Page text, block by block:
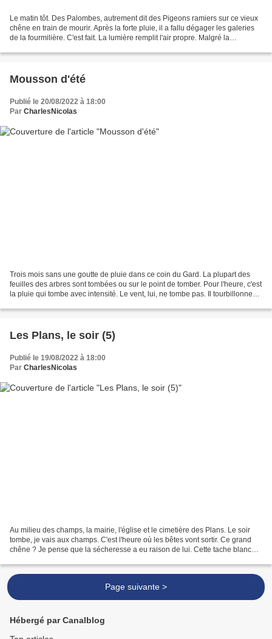
Le matin tôt. Des Palombes, autrement dit des Pigeons ramiers sur ce vieux
chêne en train de mourir. Après la forte pluie, il a fallu dégager les galeries
de la fourmilière. C'est fait. La lumière remplit l'air propre. Malgré la
Mousson d'été
Publié le 20/08/2022 à 18:00
Par CharlesNicolas
Trois mois sans une goutte de pluie dans ce coin du Gard. La plupart des
feuilles des arbres sont tombées ou sur le point de tomber. Pour l'heure, c'est
la pluie qui tombe avec intensité. Le vent, lui, ne tombe pas. Il tourbillonne
Les Plans, le soir (5)
Publié le 19/08/2022 à 18:00
Par CharlesNicolas
Au milieu des champs, la mairie, l'église et le cimetière des Plans. Le soir
tombe, je vais aux champs. C'est l'heure où les bêtes vont sortir. Ce grand
chêne ? Je pense que la sécheresse a eu raison de lui. Cette tache blanche
Page suivante >
Hébergé par Canalblog